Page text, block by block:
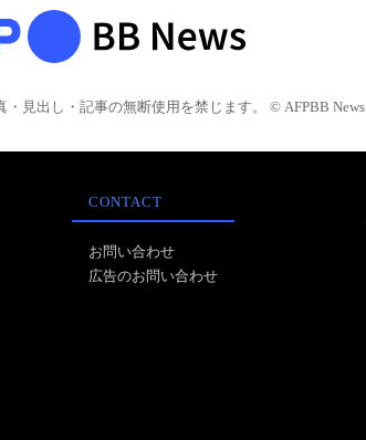
・見出し・記事の無断使用を禁じます。 © AFPBB News
CONTACT
お問い合わせ
広告のお問い合わせ